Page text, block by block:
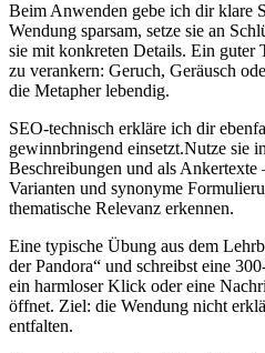
Beim‍ Anwenden ‌gebe ich dir klare
Wendung sparsam, setze sie an‌
sie⁢ mit konkreten⁢ Details. Ein guter
‌zu verankern: Geruch, Geräusch
die Metapher lebendig.
SEO-technisch erkläre‍ ich dir
gewinnbringend ‍einsetzt.Nutze sie
Beschreibungen und ⁤als
Varianten und synonyme
thematische Relevanz⁣ erkennen.
Eine⁢ typische Übung aus ​dem
der Pandora“ und schreibst ‍eine
ein harmloser Klick ‌oder eine⁢
öffnet. Ziel: die Wendung nicht
entfalten.